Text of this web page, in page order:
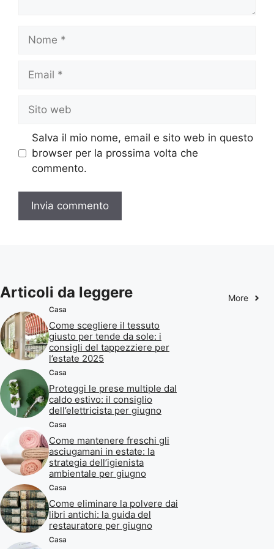
web
Salva il mio nome, email e sito web in questo
browser per la prossima volta che
commento.
Articoli da leggere More
Casa
Come scegliere il tessuto
giusto per tende da sole: i
consigli del tappezziere per
l’estate 2025
Casa
Proteggi le prese multiple dal
caldo estivo: il consiglio
dell’elettricista per giugno
Casa
Come mantenere freschi gli
asciugamani in estate: la
strategia dell’igienista
ambientale per giugno
Casa
Come eliminare la polvere dai
libri antichi: la guida del
restauratore per giugno
Casa